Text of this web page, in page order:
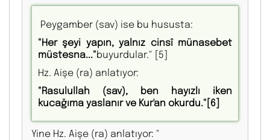
Peygamber (sav) ise bu hususta:
"Her şeyi yapın, yalnız cinsî münasebet
müstesna..."buyurdular." [5]
Hz. Aişe (ra) anlatıyor:
"Rasulullah (sav), ben hayızlı iken
kucağıma yaslanır ve Kur'an okurdu."[6]
Yine Hz. Aişe (ra) anlatıyor: "